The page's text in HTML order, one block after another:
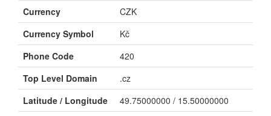
Currency
CZK
Currency Symbol
Kč
Phone Code
420
Top Level Domain
.cz
Latitude / Longitude
49.75000000 / 15.50000000